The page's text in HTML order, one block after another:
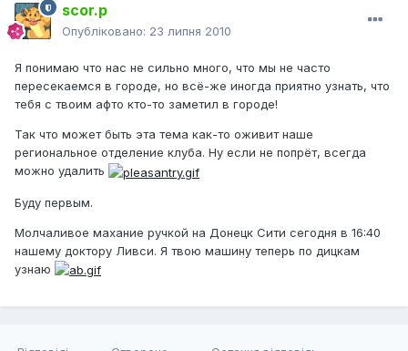
scor.p
Опубліковано: 23 липня 2010
Я понимаю что нас не сильно много, что мы не часто
пересекаемся в городе, но всё-же иногда приятно узнать, что
тебя с твоим афто кто-то заметил в городе!
Так что может быть эта тема как-то оживит наше
региональное отделение клуба. Ну если не попрёт, всегда
можно удалить
Буду первым.
Молчаливое махание ручкой на Донецк Сити сегодня в 16:40
нашему доктору Ливси. Я твою машину теперь по дицкам
узнаю